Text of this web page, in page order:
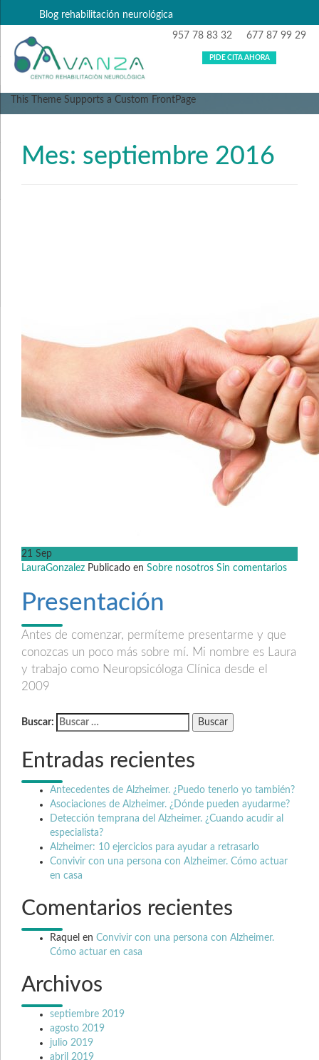
Blog rehabilitación neurológica
957 78 83 32 677 87 99 29
PIDE CITA AHORA
This Theme Supports a Custom FrontPage
Mes: septiembre 2016
21 Sep
LauraGonzalez Publicado en Sobre nosotros Sin comentarios
Presentación
Antes de comenzar, permíteme presentarme y que
conozcas un poco más sobre mí. Mi nombre es Laura
y trabajo como Neuropsicóloga Clínica desde el
2009
Buscar:
Entradas recientes
Antecedentes de Alzheimer. ¿Puedo tenerlo yo también?
Asociaciones de Alzheimer. ¿Dónde pueden ayudarme?
Detección temprana del Alzheimer. ¿Cuando acudir al
especialista?
Alzheimer: 10 ejercicios para ayudar a retrasarlo
Convivir con una persona con Alzheimer. Cómo actuar
en casa
Comentarios recientes
Raquel en Convivir con una persona con Alzheimer.
Cómo actuar en casa
Archivos
septiembre 2019
agosto 2019
julio 2019
abril 2019